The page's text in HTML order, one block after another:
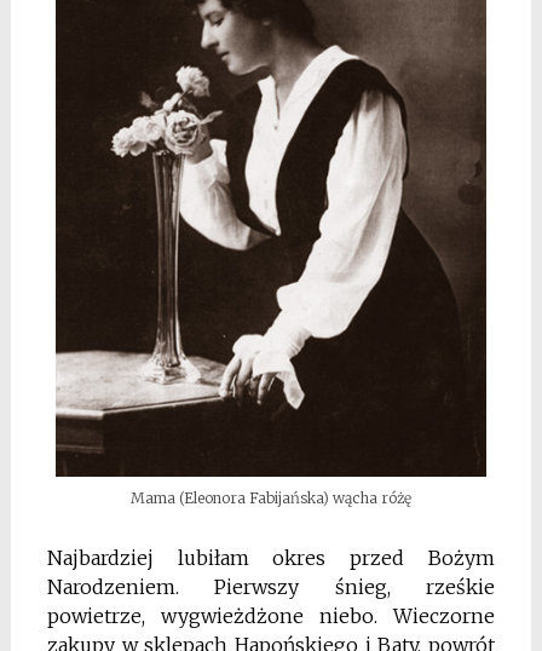
Mama (Eleonora Fabijańska) wącha różę
Najbardziej lubiłam okres przed Bożym
Narodzeniem. Pierwszy śnieg, rześkie
powietrze, wygwieżdżone niebo. Wieczorne
zakupy w sklepach Hapońskiego i Baty, powrót